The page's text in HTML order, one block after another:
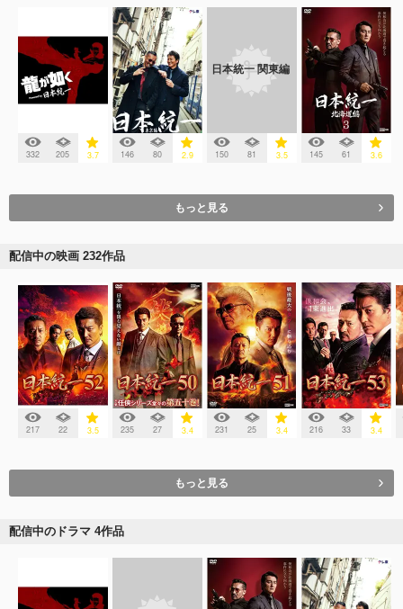
332 205 3.7 146 80 2.9
日本統一 関東編
150 81 3.5 145 61 3.6
もっと見る
配信中の映画 232作品
217 22 3.5 235 27 3.4 231 25 3.4 216 33 3.4
もっと見る
配信中のドラマ 4作品